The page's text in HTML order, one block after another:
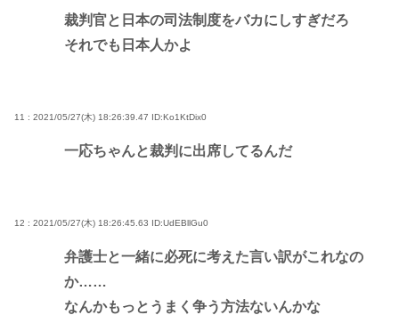
裁判官と日本の司法制度をバカにしすぎだろ
それでも日本人かよ
11 : 2021/05/27(木) 18:26:39.47 ID:Ko1KtDix0
一応ちゃんと裁判に出席してるんだ
12 : 2021/05/27(木) 18:26:45.63 ID:UdEBllGu0
弁護士と一緒に必死に考えた言い訳がこれなの
か……
なんかもっとうまく争う方法ないんかな